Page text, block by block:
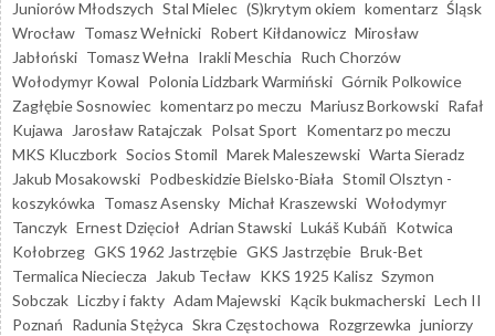
Juniorów Młodszych Stal Mielec (S)krytym okiem komentarz Śląsk
Wrocław Tomasz Wełnicki Robert Kiłdanowicz Mirosław
Jabłoński Tomasz Wełna Irakli Meschia Ruch Chorzów
Wołodymyr Kowal Polonia Lidzbark Warmiński Górnik Polkowice
Zagłębie Sosnowiec komentarz po meczu Mariusz Borkowski Rafał
Kujawa
Jarosław Ratajczak Polsat Sport Komentarz po meczu
MKS Kluczbork Socios Stomil Marek Maleszewski Warta Sieradz
Jakub Mosakowski Podbeskidzie Bielsko-Biała Stomil Olsztyn -
koszykówka Tomasz Asensky Michał Kraszewski Wołodymyr
Tanczyk Ernest Dzięcioł Adrian Stawski Lukáš Kubáň Kotwica
Kołobrzeg GKS 1962 Jastrzębie GKS Jastrzębie Bruk-Bet
Termalica Nieciecza
Jakub Tecław KKS 1925 Kalisz Szymon
Sobczak Liczby i fakty Adam Majewski Kącik bukmacherski Lech II
Poznań Radunia Stężyca Skra Częstochowa Rozgrzewka juniorzy